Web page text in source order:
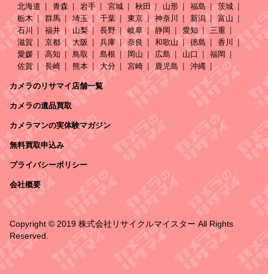
北海道
青森 岩手 宮城 秋田 山形 福島
茨城
栃木
群馬 埼玉 千葉 東京 神奈川 新潟
富山
石川
福井 山梨 長野 岐阜 静岡 愛知
三重
滋賀
京都 大阪 兵庫 奈良 和歌山 徳島
香川
愛媛
高知 鳥取 島根 岡山 広島 山口
福岡
佐賀
長崎 熊本 大分 宮崎 鹿児島 沖縄
カメラのリサマイ店舗一覧
カメラの遺品買取
カメラマンの実体験マガジン
無料買取申込み
プライバシーポリシー
会社概要
Copyright © 2019 株式会社リサイクルマイスター All Rights
Reserved.